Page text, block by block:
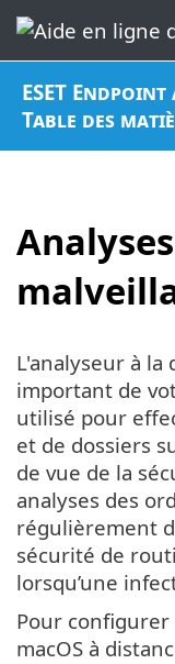
ESET
Table des
L'analyseur à
important de
utilisé pour
et de dossiers
de vue de la
analyses des
régulièrement
sécurité de
lorsqu’une
Pour configurer
macOS à